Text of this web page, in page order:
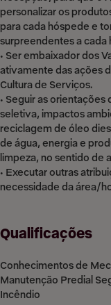
personalizar os
para cada hóspede e
surpreendentes a cada
• Ser embaixador dos
ativamente das ações
Cultura de Serviços.
• Seguir as
seletiva, impactos
reciclagem de óleo
de água, energia e
limpeza, no sentido de
• Executar outras
necessidade da área/
Qualificações
Conhecimentos de
Manutenção Predial
Incêndio